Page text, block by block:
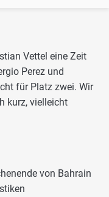
Vettel eine Zeit
Perez und
für Platz zwei. Wir
kurz, vielleicht
von Bahrain